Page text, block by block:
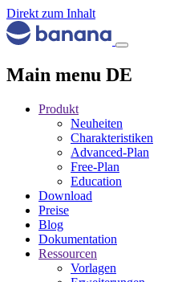
Direkt zum Inhalt
Main menu DE
Produkt
Neuheiten
Charakteristiken
Advanced-Plan
Free-Plan
Education
Download
Preise
Blog
Dokumentation
Ressourcen
Vorlagen